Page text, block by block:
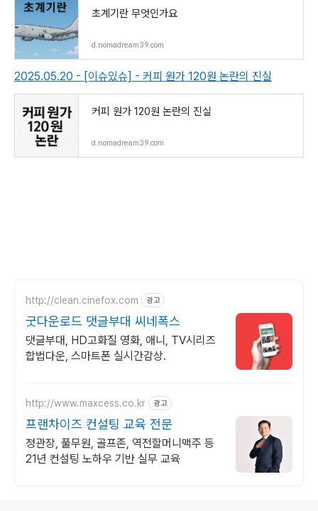
초계기란 무엇인가요
d.nomadream39.com
2025.05.20 - [이슈있슈] - 커피 원가 120원 논란의 진실
커피 원가 120원 논란의 진실
d.nomadream39.com
http://clean.cinefox.com 광고
굿다운로드 댓글부대 씨네폭스
댓글부대, HD고화질 영화, 애니, TV시리즈
합법다운, 스마트폰 실시간감상.
http://www.maxcess.co.kr 광고
프랜차이즈 컨설팅 교육 전문
정관장, 풀무원, 골프존, 역전할머니맥주 등
21년 컨설팅 노하우 기반 실무 교육